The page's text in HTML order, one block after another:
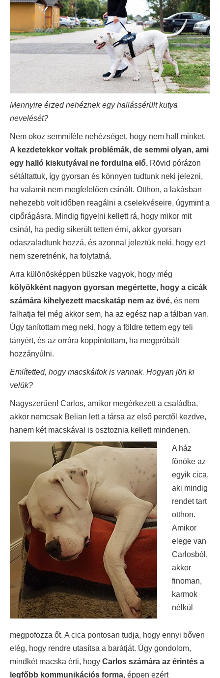
Mennyire érzed nehéznek egy hallássérült kutya
nevelését?
Nem okoz semmiféle nehézséget, hogy nem hall minket.
A kezdetekkor voltak problémák, de semmi olyan, ami
egy halló kiskutyával ne fordulna elő. Rövid pórázon
sétáltattuk, így gyorsan és könnyen tudtunk neki jelezni,
ha valamit nem megfelelően csinált. Otthon, a lakásban
nehezebb volt időben reagálni a cselekvéseire, úgymint a
cipőrágásra. Mindig figyelni kellett rá, hogy mikor mit
csinál, ha pedig sikerült tetten érni, akkor gyorsan
odaszaladtunk hozzá, és azonnal jeleztük neki, hogy ezt
nem szeretnénk, ha folytatná.
Arra különösképpen büszke vagyok, hogy még
kölyökként nagyon gyorsan megértette, hogy a cicák
számára kihelyezett macskatáp nem az övé, és nem
falhatja fel még akkor sem, ha az egész nap a tálban van.
Úgy tanítottam meg neki, hogy a földre tettem egy teli
tányért, és az orrára koppintottam, ha megpróbált
hozzányúlni.
Említetted, hogy macskáitok is vannak. Hogyan jön ki
velük?
Nagyszerűen! Carlos, amikor megérkezett a családba,
akkor nemcsak Belian lett a társa az első perctől kezdve,
hanem két macskával is osztoznia kellett mindenen.
A ház
főnöke az
egyik cica,
aki mindig
rendet tart
otthon.
Amikor
elege van
Carlosból,
akkor
finoman,
karmok
nélkül
megpofozza őt. A cica pontosan tudja, hogy ennyi bőven
elég, hogy rendre utasítsa a barátját. Úgy gondolom,
mindkét macska érti, hogy Carlos számára az érintés a
legfőbb kommunikációs forma, éppen ezért